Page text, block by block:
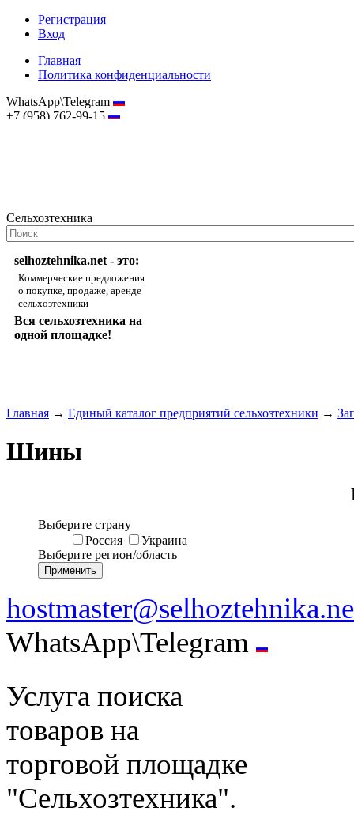
Регистрация
Вход
Главная
Политика конфиденциальности
WhatsApp\Telegram
+7 (958) 762-99-15
Сельхозтехника
selhoztehnika.net - это:
Коммерческие предложения
о покупке, продаже, аренде
сельхозтехники
Вся сельхозтехника на
одной площадке!
Главная → Единый каталог предприятий сельхозтехники →
Шины
Выберите страну
Россия
Украина
Выберите регион/область
WhatsApp\Telegram
Услуга поиска
товаров на
торговой площадке
"Сельхозтехника".